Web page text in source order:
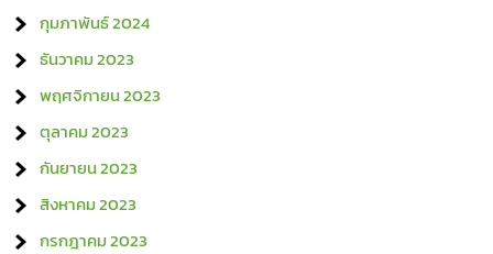
กุมภาพันธ์ 2024
ธันวาคม 2023
พฤศจิกายน 2023
ตุลาคม 2023
กันยายน 2023
สิงหาคม 2023
กรกฎาคม 2023